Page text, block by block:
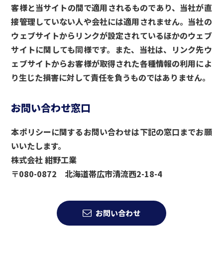
客様と当サイトの間で適用されるものであり、当社が直
接管理していない人や会社には適用されません。当社の
ウェブサイトからリンクが設定されているほかのウェブ
サイトに関しても同様です。また、当社は、リンク先ウ
ェブサイトからお客様が取得された各種情報の利用によ
り生じた損害に対して責任を負うものではありません。
お問い合わせ窓口
本ポリシーに関するお問い合わせは下記の窓口までお願
いいたします。
株式会社 紺野工業
〒080-0872 北海道帯広市清流西2-18-4
お問い合わせ